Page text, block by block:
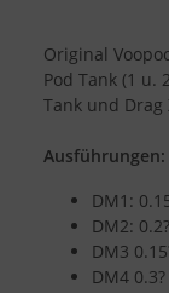
Original
Pod Tank (1 u.
Tank und Drag
Ausführungen:
DM1:
DM2: 0.2?
DM3 0.15
DM4 0.3?